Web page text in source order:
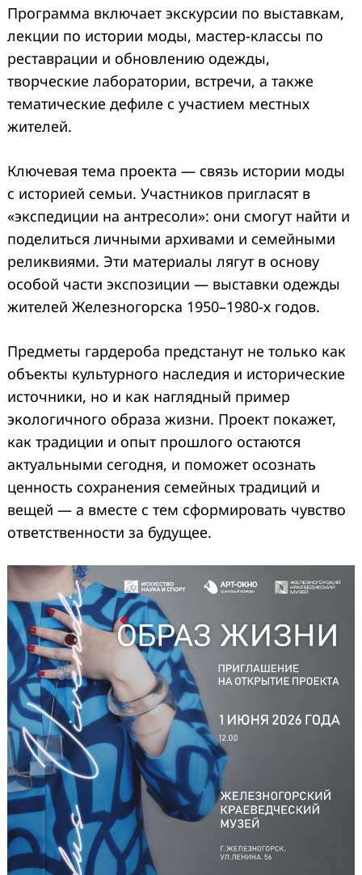
Программа включает экскурсии по выставкам,
лекции по истории моды, мастер‑классы по
реставрации и обновлению одежды,
творческие лаборатории, встречи, а также
тематические дефиле с участием местных
жителей.
Ключевая тема проекта — связь истории моды
с историей семьи. Участников пригласят в
«экспедиции на антресоли»: они смогут найти и
поделиться личными архивами и семейными
реликвиями. Эти материалы лягут в основу
особой части экспозиции — выставки одежды
жителей Железногорска 1950–1980‑х годов.
Предметы гардероба предстанут не только как
объекты культурного наследия и исторические
источники, но и как наглядный пример
экологичного образа жизни. Проект покажет,
как традиции и опыт прошлого остаются
актуальными сегодня, и поможет осознать
ценность сохранения семейных традиций и
вещей — а вместе с тем сформировать чувство
ответственности за будущее.